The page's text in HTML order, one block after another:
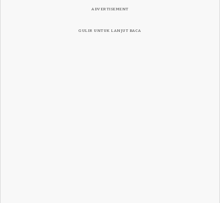
ADVERTISEMENT
GULIR UNTUK LANJUT BACA